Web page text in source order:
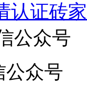
认证砖家
公众号